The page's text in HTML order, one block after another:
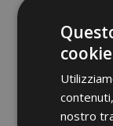
cookie
nostro